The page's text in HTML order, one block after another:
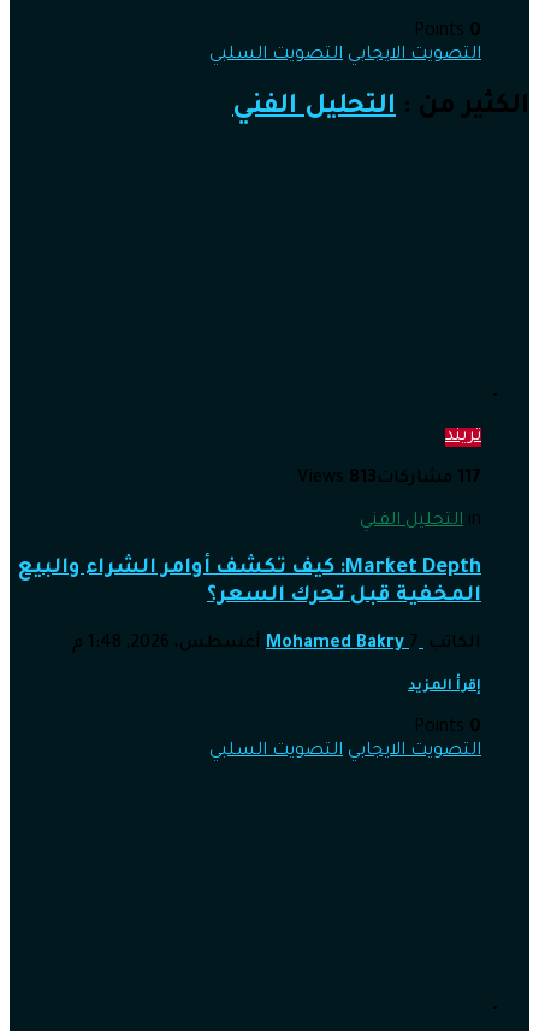
0
التصويت الايجابي التصويت السلبي
الكثير من : التحليل الفني
تريند
117 مشاركات813
in التحليل الفني
Market Depth: كيف تكشف أوامر الشراء والبيع
المخفية قبل تحرك السعر؟
الكاتب Mohamed Bakry 7 أغسطس، 2026, 1:48 م
إقرأ المزيد
0
التصويت الايجابي التصويت السلبي